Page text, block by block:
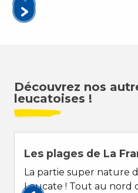
Découvrez nos
leucatoises !
Les plages de La
La partie super nature
Leucate ! Tout au nord